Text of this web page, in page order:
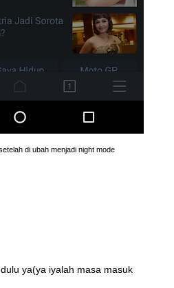
di ubah menjadi night mode
ya(ya iyalah masa masuk